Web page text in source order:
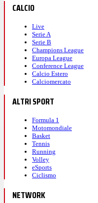
CALCIO
Live
Serie A
Serie B
Champions League
Europa League
Conference League
Calcio Estero
Calciomercato
ALTRI SPORT
Formula 1
Motomondiale
Basket
Tennis
Running
Volley
eSports
Ciclismo
NETWORK